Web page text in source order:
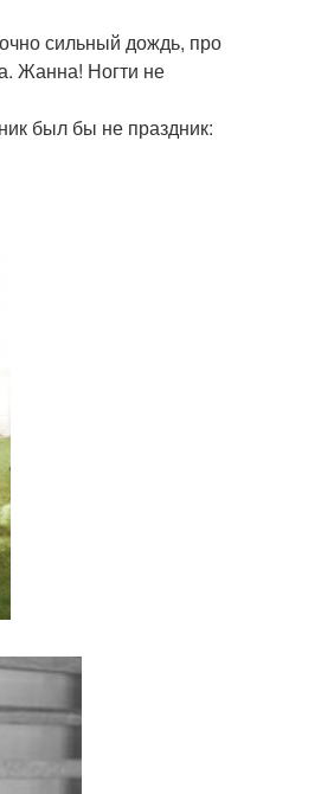
сильный дождь, про
Жанна! Ногти не
был бы не праздник: